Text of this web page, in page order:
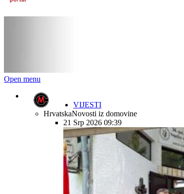
Open menu
VIJESTI
HrvatskaNovosti iz domovine
21 Srp 2026 09:39